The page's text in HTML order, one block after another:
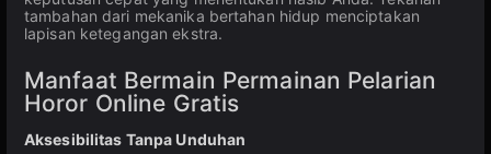
tambahan dari mekanika bertahan hidup menciptakan
lapisan ketegangan ekstra.
Manfaat Bermain Permainan Pelarian
Horor Online Gratis
Aksesibilitas Tanpa Unduhan